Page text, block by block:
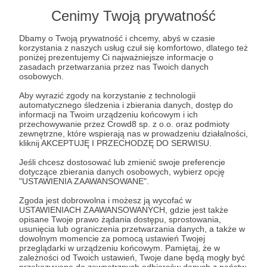
Cenimy Twoją prywatność
Dbamy o Twoją prywatność i chcemy, abyś w czasie
korzystania z naszych usług czuł się komfortowo, dlatego też
poniżej prezentujemy Ci najważniejsze informacje o
zasadach przetwarzania przez nas Twoich danych
osobowych.
Aby wyrazić zgody na korzystanie z technologii
automatycznego śledzenia i zbierania danych, dostęp do
informacji na Twoim urządzeniu końcowym i ich
przechowywanie przez Crowd8 sp. z o.o. oraz podmioty
zewnętrzne, które wspierają nas w prowadzeniu działalności,
kliknij AKCEPTUJĘ I PRZECHODZĘ DO SERWISU.
Jeśli chcesz dostosować lub zmienić swoje preferencje
dotyczące zbierania danych osobowych, wybierz opcję
"USTAWIENIA ZAAWANSOWANE".
Zgoda jest dobrowolna i możesz ją wycofać w
USTAWIENIACH ZAAWANSOWANYCH, gdzie jest także
opisane Twoje prawo żądania dostępu, sprostowania,
usunięcia lub ograniczenia przetwarzania danych, a także w
dowolnym momencie za pomocą ustawień Twojej
przeglądarki w urządzeniu końcowym. Pamiętaj, że w
zależności od Twoich ustawień, Twoje dane będą mogły być
Abhaseed Foundation Fund to idea, która zrodziła
się ok. 2 dekad temu.
Dążymy do rozwinięcia 1. w Polsce think-tanku
skupionego na Bliskim Wschodzie i w Afryce
Północnej. Tak, zgadza się! Nigdy w Polsce nie
było takiego ośrodka badawczego! Niezwykłe,
prawda? Dwie dekady minęły odkąd nasi
założyciele wpadli na ten pomysł i wciąż żaden
taki nie powstał.
Czas to zmienić!
Aktualnie głównie komentujemy sytuację na
Bliskim Wschodzie i w Afryce Północnej - w
mediach społecznościowych i tradycyjnych (w
portfolio mamy TVP World, TVN24, TVN24BiŚ,